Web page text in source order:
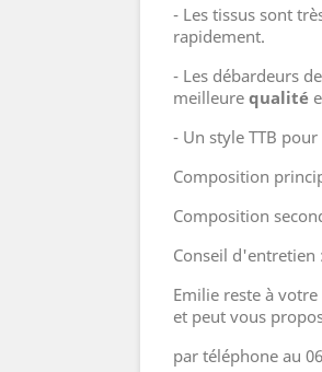
- Les tissus sont
rapidement.
- Les débardeurs
meilleure qualité
- Un style TTB
Composition
Composition
Conseil d'entretien
Emilie reste à
et peut vous
par téléphone au